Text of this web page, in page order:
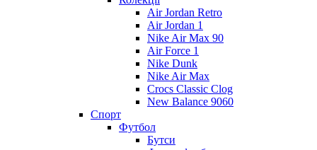
Air Jordan Retro
Air Jordan 1
Nike Air Max 90
Air Force 1
Nike Dunk
Nike Air Max
Crocs Classic Clog
New Balance 9060
Спорт
Футбол
Бутси